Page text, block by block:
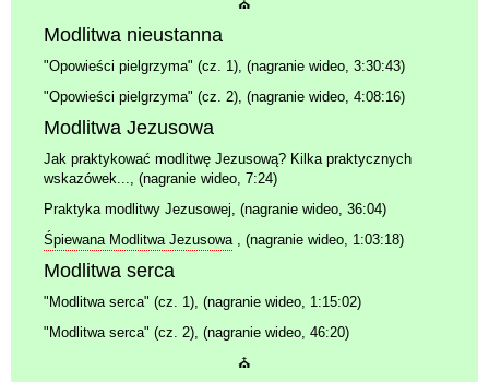
⛪
Modlitwa nieustanna
"Opowieści pielgrzyma" (cz. 1), (nagranie wideo, 3:30:43)
"Opowieści pielgrzyma" (cz. 2), (nagranie wideo, 4:08:16)
Modlitwa Jezusowa
Jak praktykować modlitwę Jezusową? Kilka praktycznych
wskazówek..., (nagranie wideo, 7:24)
Praktyka modlitwy Jezusowej, (nagranie wideo, 36:04)
Śpiewana Modlitwa Jezusowa , (nagranie wideo, 1:03:18)
Modlitwa serca
"Modlitwa serca" (cz. 1), (nagranie wideo, 1:15:02)
"Modlitwa serca" (cz. 2), (nagranie wideo, 46:20)
⛪